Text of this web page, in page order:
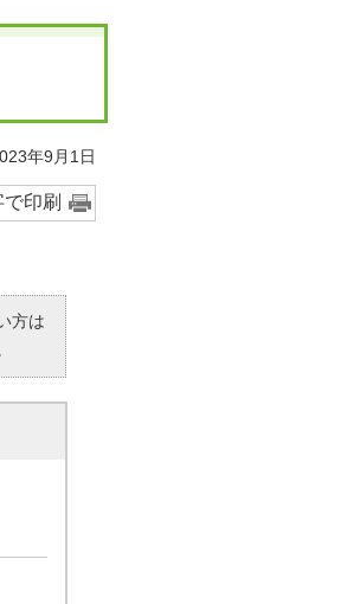
年9月1日
印刷
方は